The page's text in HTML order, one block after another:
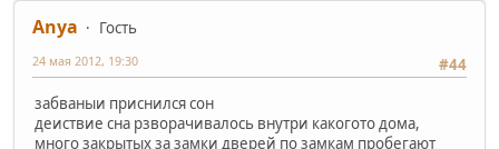
Anya
Гость
#44
24 мая 2012, 19:30
забваныи приснился сон
деиствие сна рзворачивалось внутри какогото дома,
много закрытых за замки дверей по замкам пробегают